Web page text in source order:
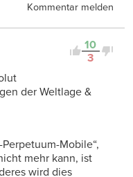
Kommentar melden
10
3
der Weltlage &
Mobile“,
mehr kann, ist
wird dies